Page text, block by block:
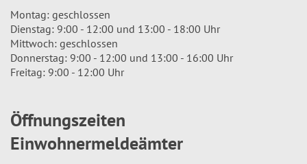
Montag: geschlossen
Dienstag: 9:00 - 12:00 und 13:00 - 18:00 Uhr
Mittwoch: geschlossen
Donnerstag: 9:00 - 12:00 und 13:00 - 16:00 Uhr
Freitag: 9:00 - 12:00 Uhr
Öffnungszeiten
Einwohnermeldeämter